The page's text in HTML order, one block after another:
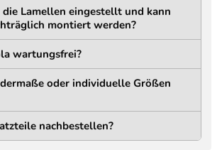
Trägerkonstruktion
Aluminium
75 mm
Lamellen
Lamellen eingestellt und kann
montiert werden?
wartungsfrei?
oder individuelle Größen
nachbestellen?